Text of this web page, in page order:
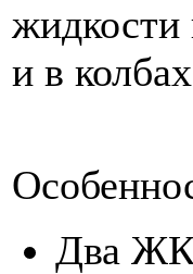
жидкости
и в
Два